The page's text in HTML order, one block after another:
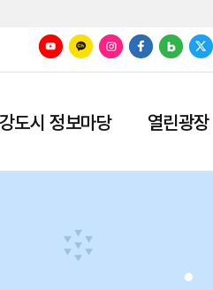
도시 정보마당 열린광장